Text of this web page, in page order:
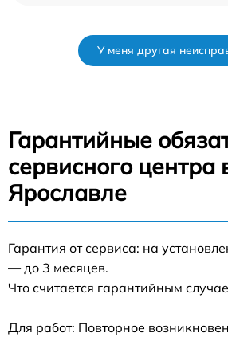
У меня другая
Гарантийные
сервисного центра
Ярославле
Гарантия от сервиса: на
— до 3 месяцев.
Что считается гарантийным
Для работ: Повторное